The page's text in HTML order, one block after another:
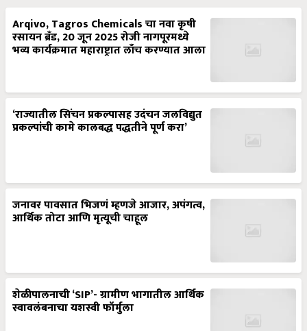
Arqivo, Tagros Chemicals चा नवा कृषी
रसायन ब्रँड, 20 जून 2025 रोजी नागपूरमध्ये
भव्य कार्यक्रमात महाराष्ट्रात लाँच करण्यात आला
‘राज्यातील सिंचन प्रकल्पासह उदंचन जलविद्युत
प्रकल्पांची कामे कालबद्ध पद्धतीने पूर्ण करा’
जनावर पावसात भिजणं म्हणजे आजार, अपंगत्व,
आर्थिक तोटा आणि मृत्यूची चाहूल
शेळीपालनाची ‘SIP’- ग्रामीण भागातील आर्थिक
स्वावलंबनाचा यशस्वी फॉर्मुला